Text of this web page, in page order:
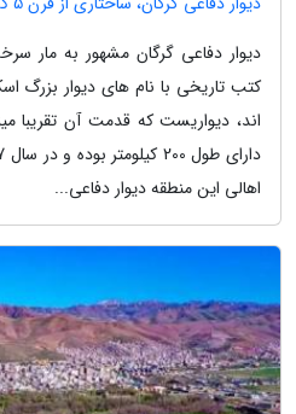
دیوار دفاعی گرگان مشهور به مار
کتب تاریخی با نام های دیوار بزرگ
اند، دیواریست که قدمت آن تقریبا
اهالی این منطقه دیوار دفاعی...